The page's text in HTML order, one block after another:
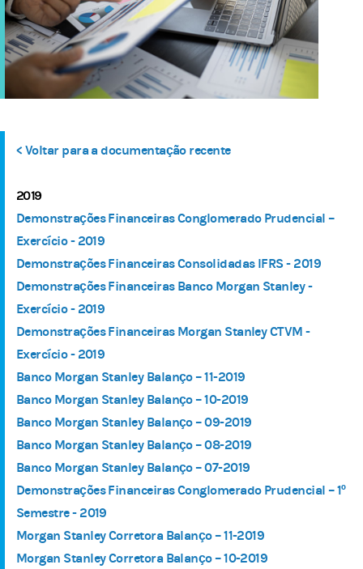
< Voltar para a documentação recente
2019
Demonstrações Financeiras Conglomerado Prudencial –
Exercício - 2019
Demonstrações Financeiras Consolidadas IFRS - 2019
Demonstrações Financeiras Banco Morgan Stanley -
Exercício - 2019
Demonstrações Financeiras Morgan Stanley CTVM -
Exercício - 2019
Banco Morgan Stanley Balanço – 11-2019
Banco Morgan Stanley Balanço – 10-2019
Banco Morgan Stanley Balanço – 09-2019
Banco Morgan Stanley Balanço – 08-2019
Banco Morgan Stanley Balanço – 07-2019
Demonstrações Financeiras Conglomerado Prudencial – 1º
Semestre - 2019
Morgan Stanley Corretora Balanço – 11-2019
Morgan Stanley Corretora Balanço – 10-2019